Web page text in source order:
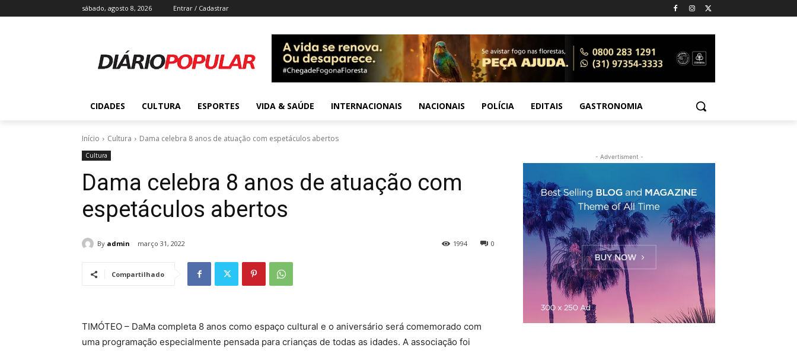
sábado, agosto 8, 2026 Entrar / Cadastrar
CIDADES CULTURA ESPORTES VIDA & SAÚDE INTERNACIONAIS NACIONAIS POLÍCIA EDITAIS GASTRONOMIA
Início Cultura Dama celebra 8 anos de atuação com espetáculos abertos
Cultura
Dama celebra 8 anos de atuação com
espetáculos abertos
By admin março 31, 2022 0
1994
Compartilhado
TIMÓTEO – DaMa completa 8 anos como espaço cultural e o aniversário será comemorado com
uma programação especialmente pensada para crianças de todas as idades. A associação foi
- Advertisment -